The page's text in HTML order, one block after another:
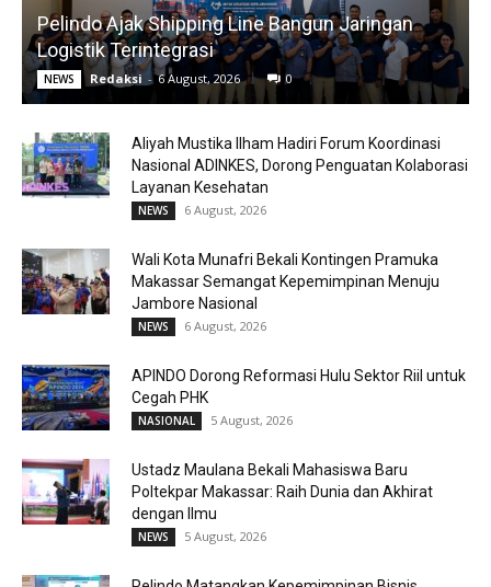
Pelindo Ajak Shipping Line Bangun Jaringan
Logistik Terintegrasi
NEWS Redaksi - 6 August, 2026 0
Aliyah Mustika Ilham Hadiri Forum Koordinasi
Nasional ADINKES, Dorong Penguatan Kolaborasi
Layanan Kesehatan
NEWS 6 August, 2026
Wali Kota Munafri Bekali Kontingen Pramuka
Makassar Semangat Kepemimpinan Menuju
Jambore Nasional
NEWS 6 August, 2026
APINDO Dorong Reformasi Hulu Sektor Riil untuk
Cegah PHK
NASIONAL 5 August, 2026
Ustadz Maulana Bekali Mahasiswa Baru
Poltekpar Makassar: Raih Dunia dan Akhirat
dengan Ilmu
NEWS 5 August, 2026